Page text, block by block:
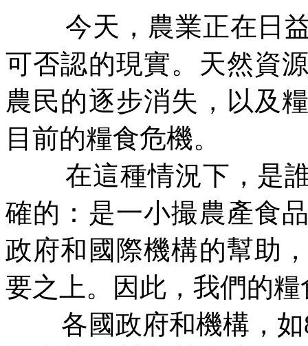
今天，農業正在日
可否認的現實。天然資
農民的逐步消失，以及
目前的糧食危機。
在這種情況下，是
確的：是一小撮農產食
政府和國際機構的幫助
要之上。因此，我們的
各國政府和機構，如